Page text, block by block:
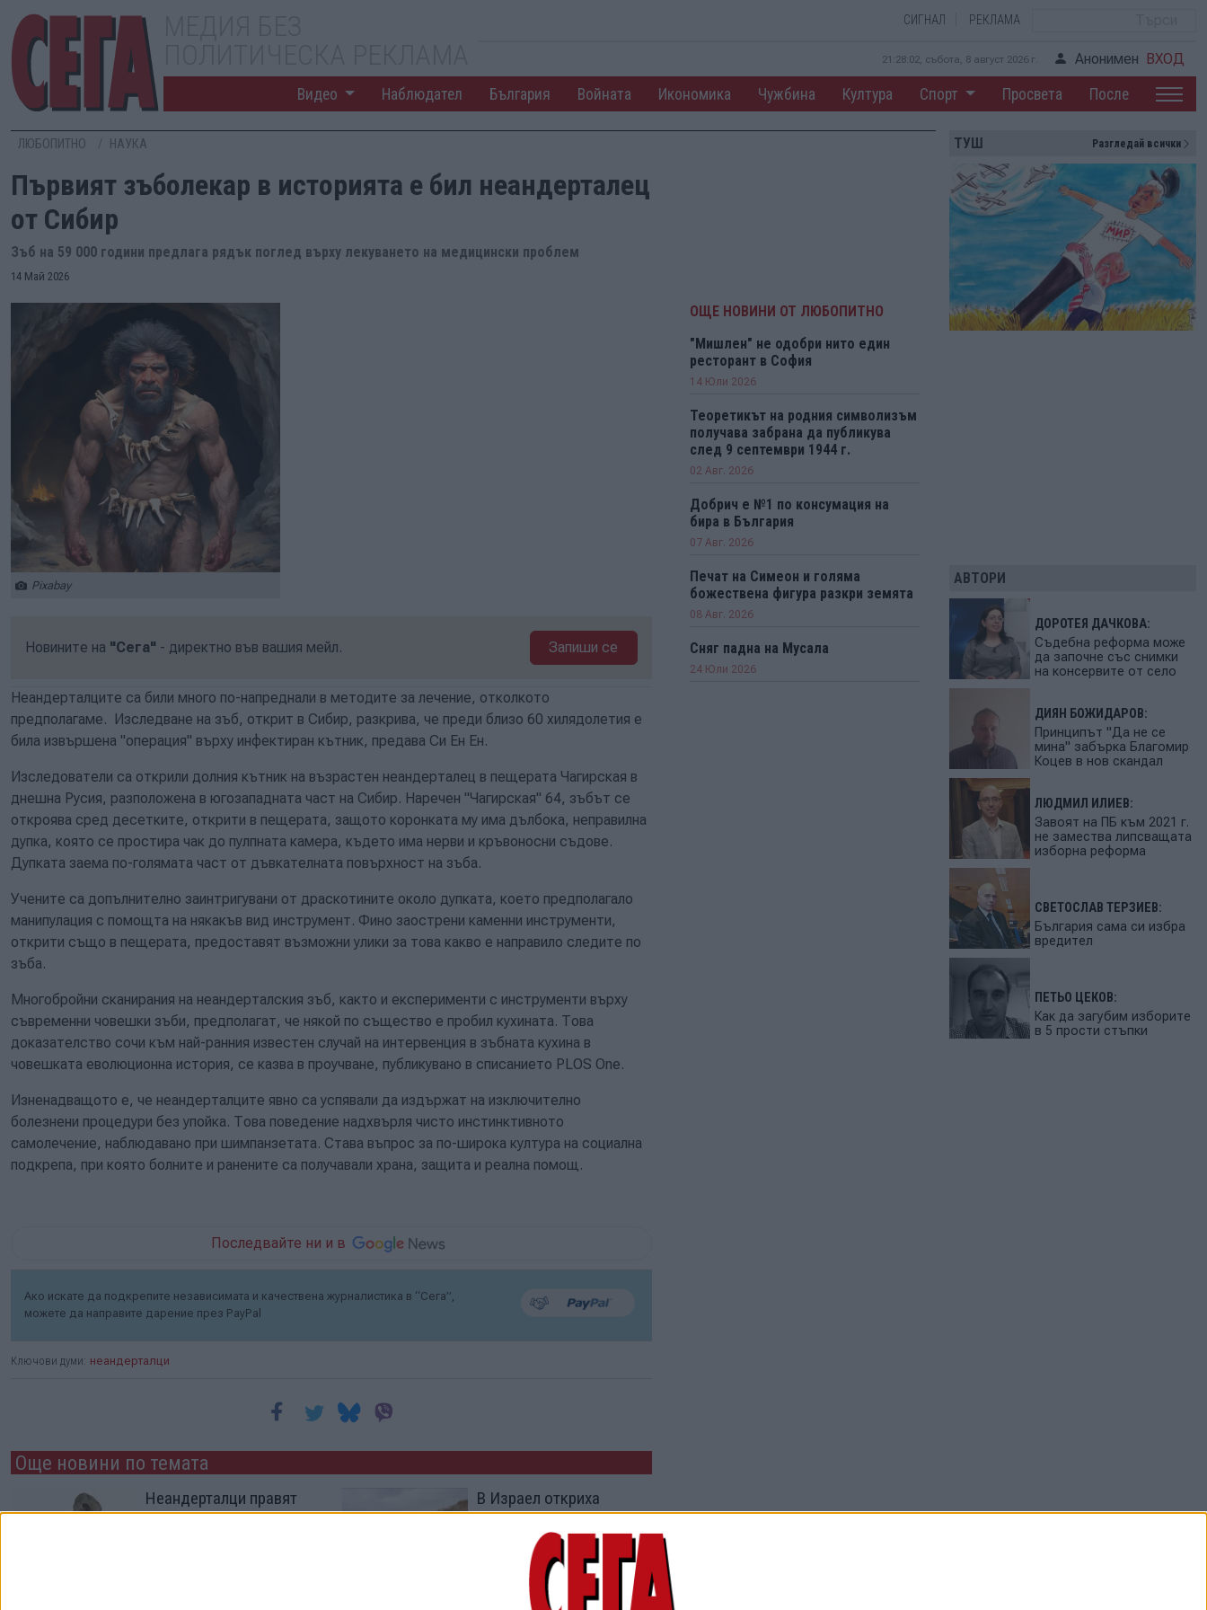
СИГНАЛ РЕКЛАМА
21:28:02, събота, 8 август 2026 г. Анонимен ВХОД
Видео Наблюдател България Войната Икономика Чужбина Култура Спорт Просвета После
ЛЮБОПИТНО НАУКА
Първият зъболекар в историята е бил неандерталец
от Сибир
Зъб на 59 000 години предлага рядък поглед върху лекуването на медицински проблем
14 Май 2026
Pixabay
Новините на "Сега" - директно във вашия мейл. Запиши се
Неандерталците са били много по-напреднали в методите за лечение, отколкото
предполагаме. Изследване на зъб, открит в Сибир, разкрива, че преди близо 60 хилядолетия е
била извършена "операция" върху инфектиран кътник, предава Си Ен Ен.
Изследователи са открили долния кътник на възрастен неандерталец в пещерата Чагирская в
днешна Русия, разположена в югозападната част на Сибир. Наречен "Чагирская" 64, зъбът се
откроява сред десетките, открити в пещерата, защото коронката му има дълбока, неправилна
дупка, която се простира чак до пулпната камера, където има нерви и кръвоносни съдове.
Дупката заема по-голямата част от дъвкателната повърхност на зъба.
Учените са допълнително заинтригувани от драскотините около дупката, което предполагало
манипулация с помощта на някакъв вид инструмент. Фино заострени каменни инструменти,
открити също в пещерата, предоставят възможни улики за това какво е направило следите по
зъба.
Многобройни сканирания на неандерталския зъб, както и експерименти с инструменти върху
съвременни човешки зъби, предполагат, че някой по същество е пробил кухината. Това
доказателство сочи към най-ранния известен случай на интервенция в зъбната кухина в
човешката еволюционна история, се казва в проучване, публикувано в списанието PLOS One.
Изненадващото е, че неандерталците явно са успявали да издържат на изключително
болезнени процедури без упойка. Това поведение надхвърля чисто инстинктивното
самолечение, наблюдавано при шимпанзетата. Става въпрос за по-широка култура на социална
подкрепа, при която болните и ранените са получавали храна, защита и реална помощ.
Последвайте ни и в
Ако искате да подкрепите независимата и качествена журналистика в “Сега”,
можете да направите дарение през PayPal
Ключови думи: неандерталци
Още новини по темата
Неандерталци правят
първите накити в
В Израел откриха
кости на мистериозни
древни хора
26 Юни 2021
ОЩЕ НОВИНИ ОТ ЛЮБОПИТНО
"Мишлен" не одобри нито един
ресторант в София
14 Юли 2026
Теоретикът на родния символизъм
получава забрана да публикува
след 9 септември 1944 г.
02 Авг. 2026
Добрич е №1 по консумация на
бира в България
07 Авг. 2026
Печат на Симеон и голяма
божествена фигура разкри земята
08 Авг. 2026
Сняг падна на Мусала
24 Юли 2026
ТУШ Разгледай всички
АВТОРИ
ДОРОТЕЯ ДАЧКОВА:
Съдебна реформа може
да започне със снимки
на консервите от село
ДИЯН БОЖИДАРОВ:
Принципът "Да не се
мина" забърка Благомир
Коцев в нов скандал
ЛЮДМИЛ ИЛИЕВ:
Завоят на ПБ към 2021 г.
не замества липсващата
изборна реформа
СВЕТОСЛАВ ТЕРЗИЕВ:
България сама си избра
вредител
ПЕТЬО ЦЕКОВ:
Как да загубим изборите
в 5 прости стъпки